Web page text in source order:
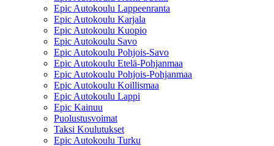
Epic Autokoulu Lappeenranta
Epic Autokoulu Karjala
Epic Autokoulu Kuopio
Epic Autokoulu Savo
Epic Autokoulu Pohjois-Savo
Epic Autokoulu Etelä-Pohjanmaa
Epic Autokoulu Pohjois-Pohjanmaa
Epic Autokoulu Koillismaa
Epic Autokoulu Lappi
Epic Kainuu
Puolustusvoimat
Taksi Koulutukset
Epic Autokoulu Turku